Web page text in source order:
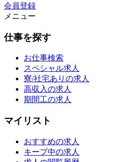
会員登録
メニュー
仕事を探す
お仕事検索
スペシャル求人
寮/社宅ありの求人
高収入の求人
期間工の求人
マイリスト
おすすめの求人
キープ中の求人